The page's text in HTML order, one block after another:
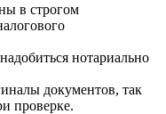
в строгом
нотариально
документов, так
проверке.